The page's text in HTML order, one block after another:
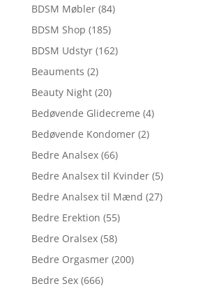
BDSM Møbler (84)
BDSM Shop (185)
BDSM Udstyr (162)
Beauments (2)
Beauty Night (20)
Bedøvende Glidecreme (4)
Bedøvende Kondomer (2)
Bedre Analsex (66)
Bedre Analsex til Kvinder (5)
Bedre Analsex til Mænd (27)
Bedre Erektion (55)
Bedre Oralsex (58)
Bedre Orgasmer (200)
Bedre Sex (666)